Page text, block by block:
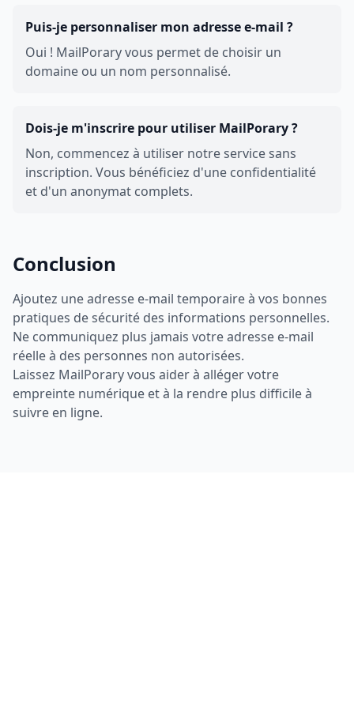
Puis-je personnaliser mon adresse e-mail ?
Oui ! MailPorary vous permet de choisir un
domaine ou un nom personnalisé.
Dois-je m'inscrire pour utiliser MailPorary ?
Non, commencez à utiliser notre service sans
inscription. Vous bénéficiez d'une confidentialité
et d'un anonymat complets.
Conclusion
Ajoutez une adresse e-mail temporaire à vos bonnes
pratiques de sécurité des informations personnelles.
Ne communiquez plus jamais votre adresse e-mail
réelle à des personnes non autorisées.
Laissez MailPorary vous aider à alléger votre
empreinte numérique et à la rendre plus difficile à
suivre en ligne.